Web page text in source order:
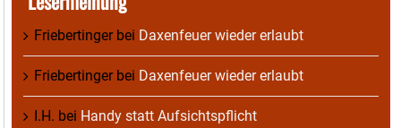
Friebertingerbei Daxenfeuer wieder erlaubt
Friebertingerbei Daxenfeuer wieder erlaubt
I.H. bei Handy statt Aufsichtspflicht